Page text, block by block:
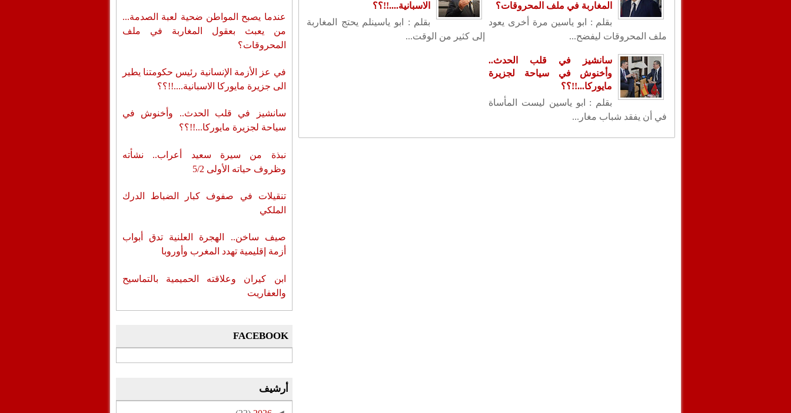
المغاربة في ملف المحروقات؟
بقلم : ابو ياسين مرة أخرى يعود
ملف المحروقات ليفضح...
الاسبانية....!!؟؟
بقلم : ابو ياسينلم يحتج المغاربة
إلى كثير من الوقت...
سانشيز في قلب الحدث..
وأخنوش في سياحة لجزيرة
مايوركا...!!؟؟
بقلم : ابو ياسين ليست المأساة
في أن يفقد شباب مغار...
عندما يصبح المواطن ضحية لعبة الصدمة...
من يعبث بعقول المغاربة في ملف
المحروقات؟
في عز الأزمة الإنسانية رئيس حكومتنا يطير
الى جزيرة مايوركا الاسبانية....!!؟؟
سانشيز في قلب الحدث.. وأخنوش في
سياحة لجزيرة مايوركا...!!؟؟
نبذة من سيرة سعيد أعراب.. نشأته
وظروف حياته الأولى 5/2
تنقيلات في صفوف كبار الضباط الدرك
الملكي
صيف ساخن.. الهجرة العلنية تدق أبواب
أزمة إقليمية تهدد المغرب وأوروبا
ابن كيران وعلاقته الحميمية بالتماسيح
والعفاريت
FACEBOOK
أرشيف